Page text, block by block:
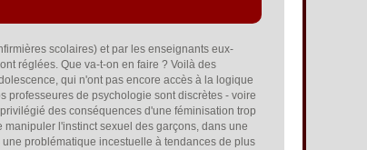
scolaires) et par les enseignants eux-
réglées. Que va-t-on en faire ? Voilà des
qui n'ont pas encore accès à la logique
professeures de psychologie sont discrètes - voire
des conséquences d'une féminisation trop
l'instinct sexuel des garçons, dans une
problématique incestuelle à tendances de plus